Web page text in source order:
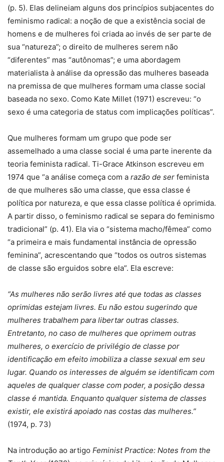
(p. 5). Elas delineiam alguns dos princípios subjacentes do
feminismo radical: a noção de que a existência social de
homens e de mulheres foi criada ao invés de ser parte de
sua “natureza”; o direito de mulheres serem não
“diferentes” mas “autônomas”; e uma abordagem
materialista à análise da opressão das mulheres baseada
na premissa de que mulheres formam uma classe social
baseada no sexo. Como Kate Millet (1971) escreveu: “o
sexo é uma categoria de status com implicações políticas”.
Que mulheres formam um grupo que pode ser
assemelhado a uma classe social é uma parte inerente da
teoria feminista radical. Ti-Grace Atkinson escreveu em
1974 que “a análise começa com a razão de ser feminista
de que mulheres são uma classe, que essa classe é
política por natureza, e que essa classe política é oprimida.
A partir disso, o feminismo radical se separa do feminismo
tradicional” (p. 41). Ela via o “sistema macho/fêmea” como
“a primeira e mais fundamental instância de opressão
feminina”, acrescentando que “todos os outros sistemas
de classe são erguidos sobre ela”. Ela escreve:
“As mulheres não serão livres até que todas as classes
oprimidas estejam livres. Eu não estou sugerindo que
mulheres trabalhem para libertar outras classes.
Entretanto, no caso de mulheres que oprimem outras
mulheres, o exercício de privilégio de classe por
identificação em efeito imobiliza a classe sexual em seu
lugar. Quando os interesses de alguém se identificam com
aqueles de qualquer classe com poder, a posição dessa
classe é mantida. Enquanto qualquer sistema de classes
existir, ele existirá apoiado nas costas das mulheres.”
(1974, p. 73)
Na introdução ao artigo Feminist Practice: Notes from the